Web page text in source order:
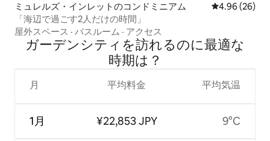
ミュレルズ・インレットのコンドミニアム レビュー26
4.96 (26)
「海辺で過ごす2人だけの時間」
屋外スペース · バスルーム · アクセス
ガーデンシティを訪⁠れ⁠るの⁠に最⁠適⁠な
時⁠期⁠は⁠？
月
1月
平均料金
¥22,853 JPY
平均気温
9°C